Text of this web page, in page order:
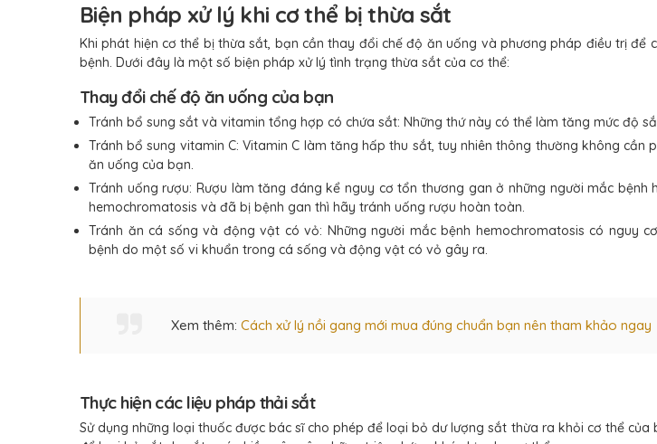
Biện pháp xử lý khi cơ thể bị thừa sắt
Khi phát hiện cơ thể bị thừa sắt, bạn cần thay đổi chế độ ăn uống và phương pháp điều trị để
bệnh. Dưới đây là một số biện pháp xử lý tình trạng thừa sắt của cơ thể:
Thay đổi chế độ ăn uống của bạn
Tránh bổ sung sắt và vitamin tổng hợp có chứa sắt: Những thứ này có thể làm tăng mức độ
Tránh bổ sung vitamin C: Vitamin C làm tăng hấp thu sắt, tuy nhiên thông thường không cần
ăn uống của bạn.
Tránh uống rượu: Rượu làm tăng đáng kể nguy cơ tổn thương gan ở những người mắc bệnh
hemochromatosis và đã bị bệnh gan thì hãy tránh uống rượu hoàn toàn.
Tránh ăn cá sống và động vật có vỏ: Những người mắc bệnh hemochromatosis có nguy
bệnh do một số vi khuẩn trong cá sống và động vật có vỏ gây ra.
Xem thêm: Cách xử lý nồi gang mới mua đúng chuẩn bạn nên tham khảo ngay
Thực hiện các liệu pháp thải sắt
Sử dụng những loại thuốc được bác sĩ cho phép để loại bỏ dư lượng sắt thừa ra khỏi cơ thể